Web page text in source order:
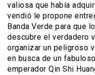
valiosa que había
vendió le propone
Banda Verde para que
descubre el verdadero
organizar un peligroso
en busca de un
emperador Qin Shi